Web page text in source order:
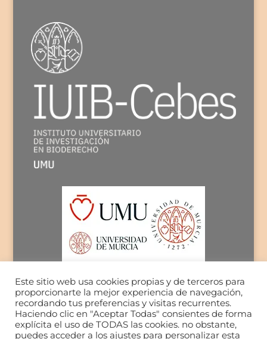
Este sitio web usa cookies propias y de terceros para
proporcionarte la mejor experiencia de navegación,
recordando tus preferencias y visitas recurrentes.
Haciendo clic en "Aceptar Todas" consientes de forma
explícita el uso de TODAS las cookies. no obstante,
puedes acceder a los ajustes para personalizar esta